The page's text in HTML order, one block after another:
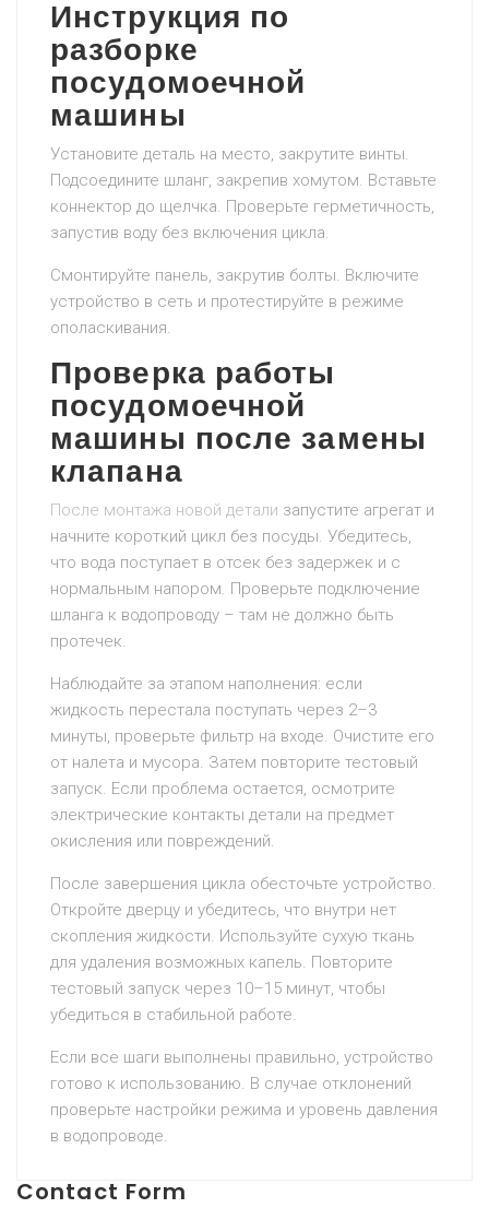
Инструкция по
разборке
посудомоечной
машины
Установите деталь на место, закрутите винты.
Подсоедините шланг, закрепив хомутом. Вставьте
коннектор до щелчка. Проверьте герметичность,
запустив воду без включения цикла.
Смонтируйте панель, закрутив болты. Включите
устройство в сеть и протестируйте в режиме
ополаскивания.
Проверка работы
посудомоечной
машины после замены
клапана
После монтажа новой детали запустите агрегат и
начните короткий цикл без посуды. Убедитесь,
что вода поступает в отсек без задержек и с
нормальным напором. Проверьте подключение
шланга к водопроводу – там не должно быть
протечек.
Наблюдайте за этапом наполнения: если
жидкость перестала поступать через 2–3
минуты, проверьте фильтр на входе. Очистите его
от налета и мусора. Затем повторите тестовый
запуск. Если проблема остается, осмотрите
электрические контакты детали на предмет
окисления или повреждений.
После завершения цикла обесточьте устройство.
Откройте дверцу и убедитесь, что внутри нет
скопления жидкости. Используйте сухую ткань
для удаления возможных капель. Повторите
тестовый запуск через 10–15 минут, чтобы
убедиться в стабильной работе.
Если все шаги выполнены правильно, устройство
готово к использованию. В случае отклонений
проверьте настройки режима и уровень давления
в водопроводе.
Contact Form